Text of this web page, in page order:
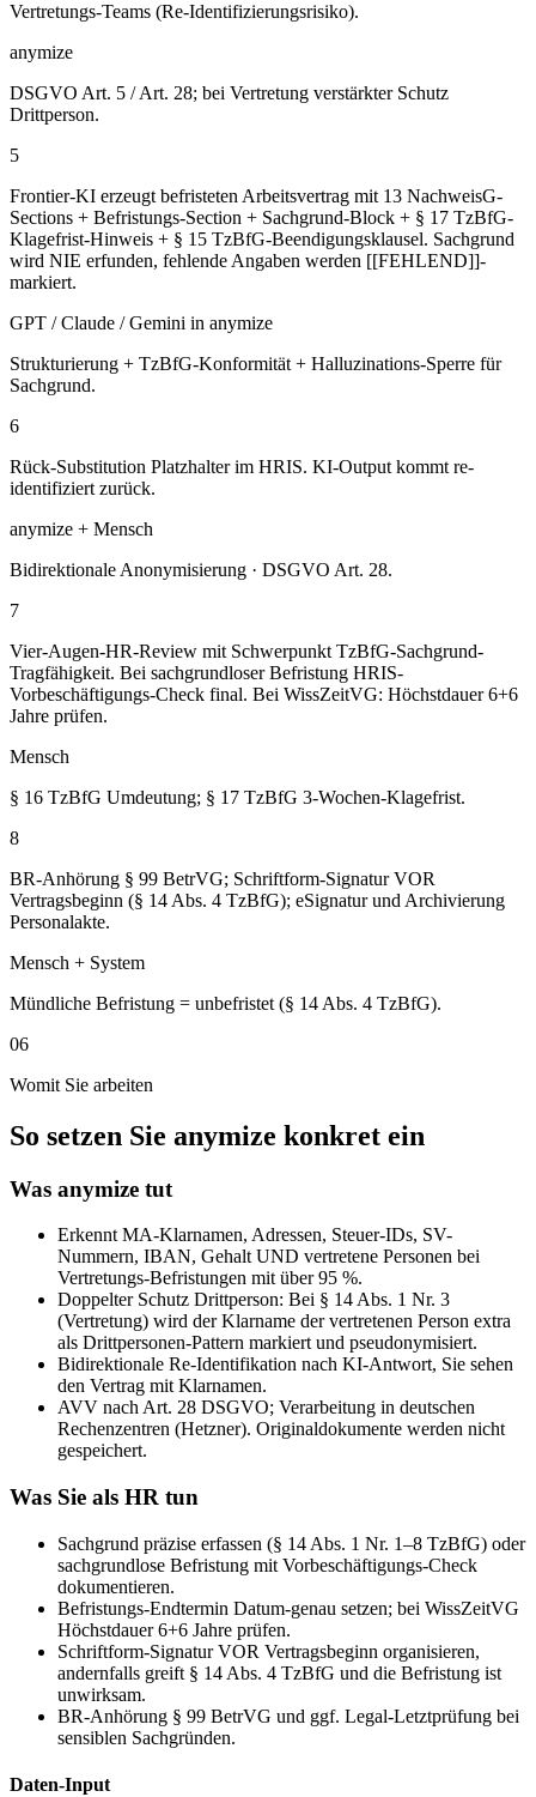
Vertretungs-Teams (Re-Identifizierungsrisiko).
anymize
DSGVO Art. 5 / Art. 28; bei Vertretung verstärkter Schutz
Drittperson.
5
Frontier-KI erzeugt befristeten Arbeitsvertrag mit 13 NachweisG-
Sections + Befristungs-Section + Sachgrund-Block + § 17 TzBfG-
Klagefrist-Hinweis + § 15 TzBfG-Beendigungsklausel. Sachgrund
wird NIE erfunden, fehlende Angaben werden [[FEHLEND]]-
markiert.
GPT / Claude / Gemini in anymize
Strukturierung + TzBfG-Konformität + Halluzinations-Sperre für
Sachgrund.
6
Rück-Substitution Platzhalter im HRIS. KI-Output kommt re-
identifiziert zurück.
anymize + Mensch
Bidirektionale Anonymisierung · DSGVO Art. 28.
7
Vier-Augen-HR-Review mit Schwerpunkt TzBfG-Sachgrund-
Tragfähigkeit. Bei sachgrundloser Befristung HRIS-
Vorbeschäftigungs-Check final. Bei WissZeitVG: Höchstdauer 6+6
Jahre prüfen.
Mensch
§ 16 TzBfG Umdeutung; § 17 TzBfG 3-Wochen-Klagefrist.
8
BR-Anhörung § 99 BetrVG; Schriftform-Signatur VOR
Vertragsbeginn (§ 14 Abs. 4 TzBfG); eSignatur und Archivierung
Personalakte.
Mensch + System
Mündliche Befristung = unbefristet (§ 14 Abs. 4 TzBfG).
06
Womit Sie arbeiten
So setzen Sie anymize konkret ein
Was anymize tut
Erkennt MA-Klarnamen, Adressen, Steuer-IDs, SV-
Nummern, IBAN, Gehalt UND vertretene Personen bei
Vertretungs-Befristungen mit über 95 %.
Doppelter Schutz Drittperson: Bei § 14 Abs. 1 Nr. 3
(Vertretung) wird der Klarname der vertretenen Person extra
als Drittpersonen-Pattern markiert und pseudonymisiert.
Bidirektionale Re-Identifikation nach KI-Antwort, Sie sehen
den Vertrag mit Klarnamen.
AVV nach Art. 28 DSGVO; Verarbeitung in deutschen
Rechenzentren (Hetzner). Originaldokumente werden nicht
gespeichert.
Was Sie als HR tun
Sachgrund präzise erfassen (§ 14 Abs. 1 Nr. 1–8 TzBfG) oder
sachgrundlose Befristung mit Vorbeschäftigungs-Check
dokumentieren.
Befristungs-Endtermin Datum-genau setzen; bei WissZeitVG
Höchstdauer 6+6 Jahre prüfen.
Schriftform-Signatur VOR Vertragsbeginn organisieren,
andernfalls greift § 14 Abs. 4 TzBfG und die Befristung ist
unwirksam.
BR-Anhörung § 99 BetrVG und ggf. Legal-Letztprüfung bei
sensiblen Sachgründen.
Daten-Input